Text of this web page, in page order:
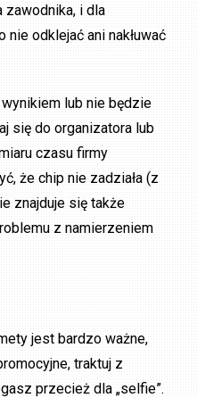
zawodnika, i dla
nie odklejać ani nakłuwać
lub nie będzie
się do organizatora lub
czasu firmy
że chip nie zadziała (z
znajduje się także
z namierzeniem
jest bardzo ważne,
traktuj z
przecież dla „selfie”.